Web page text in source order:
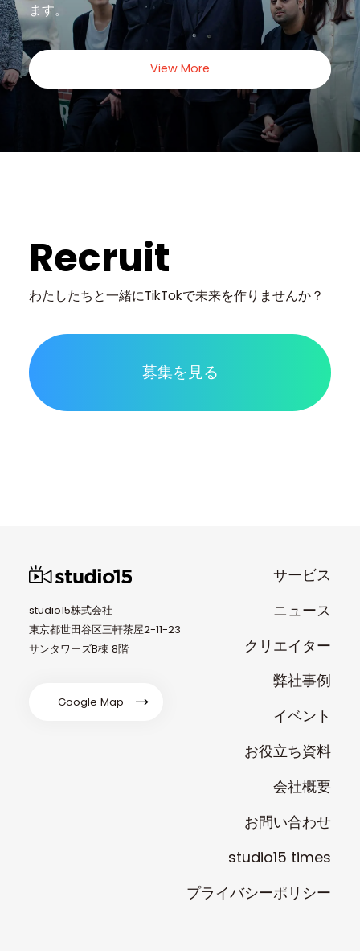
ます。
View More
Recruit
わたしたちと一緒にTikTokで未来を作りませんか？
募集を見る
studio15株式会社
東京都世田谷区三軒茶屋2-11-23
サンタワーズB棟 8階
Google Map
サービス
ニュース
クリエイター
弊社事例
イベント
お役立ち資料
会社概要
お問い合わせ
studio15 times
プライバシーポリシー